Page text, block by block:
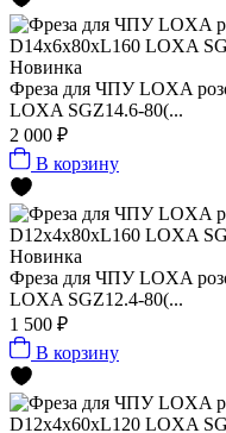
Новинка
Фреза для ЧПУ LOXA
LOXA SGZ14.6-80(...
2 000 ₽
В корзину
Новинка
Фреза для ЧПУ LOXA
LOXA SGZ12.4-80(...
1 500 ₽
В корзину